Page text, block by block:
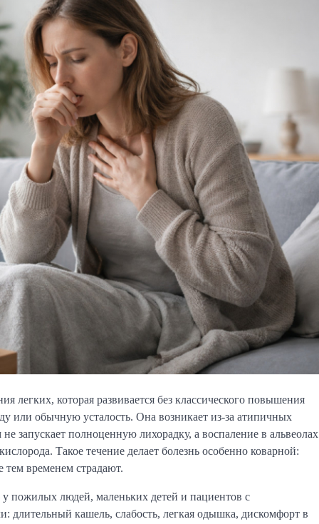
легких, которая развивается без классического повышения
или обычную усталость. Она возникает из-за атипичных
запускает полноценную лихорадку, а воспаление в альвеолах
Такое течение делает болезнь особенно коварной:
тем временем страдают.
пожилых людей, маленьких детей и пациентов с
кашель, слабость, легкая одышка, дискомфорт в